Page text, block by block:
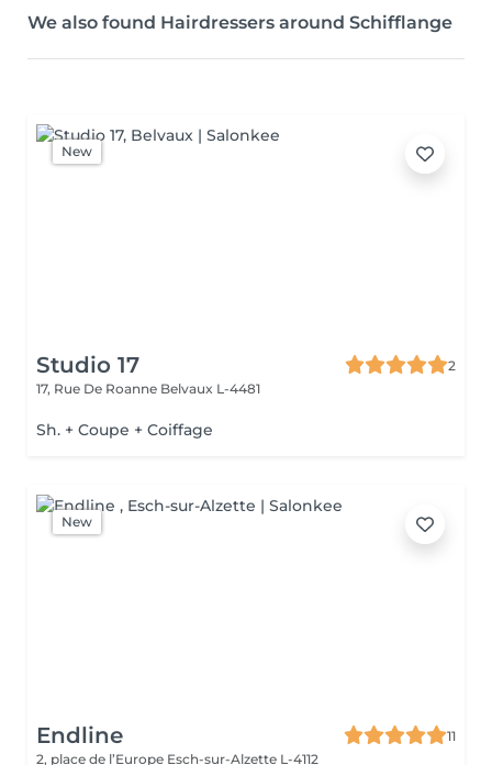
We also found Hairdressers around Schifflange
New
Studio 17
2
17, Rue De Roanne Belvaux L-4481
Sh. + Coupe + Coiffage
New
Endline
11
2, place de l’Europe Esch-sur-Alzette L-4112